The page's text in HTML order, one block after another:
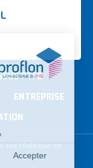
PTFE
ENTREPRISE
site | Politique de